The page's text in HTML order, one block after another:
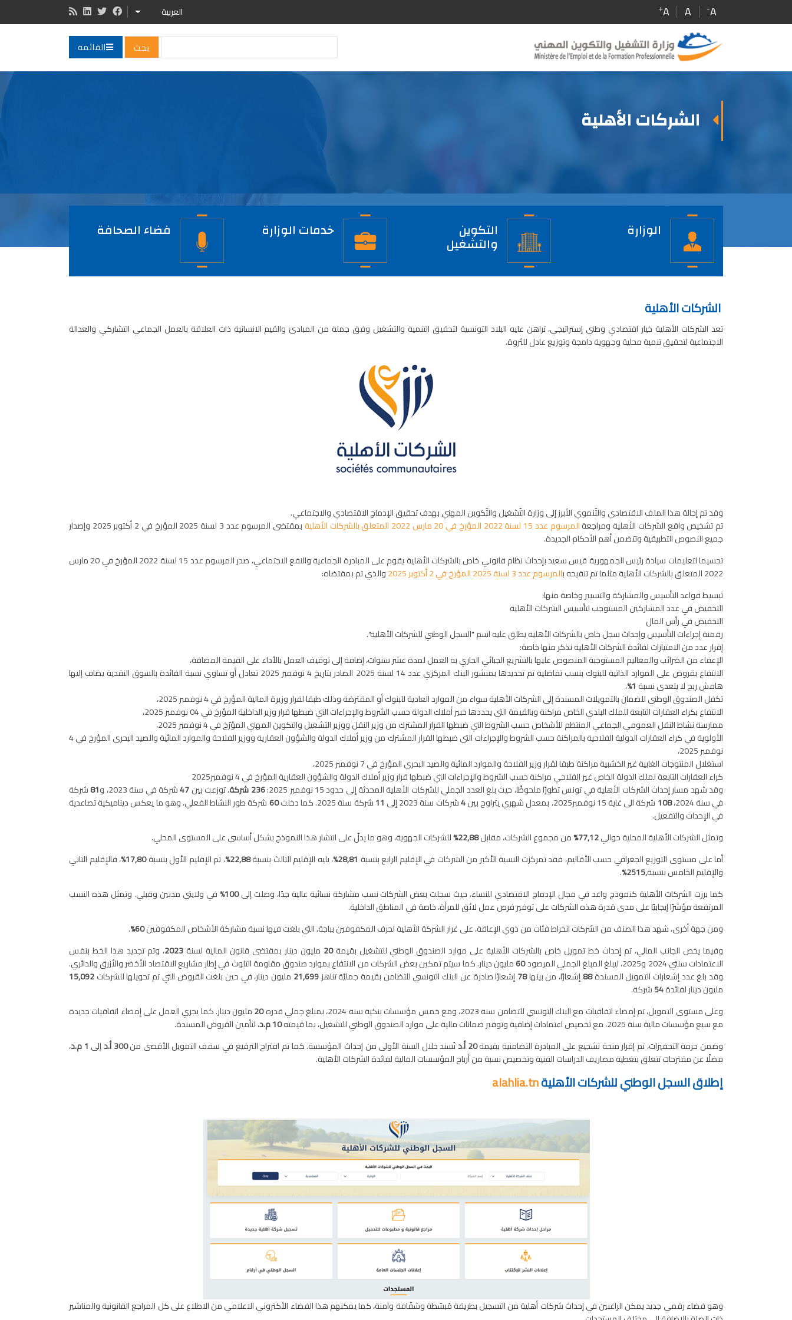
A
-
A
A
+ العربية
LIST ADDITIONAL ACTIONS
القائمة
الشركات الأهلية
الصفحة
الرئيسية الوزارة التكوين
والتشغيل
خدمات الوزارة فضاء الصحافة
الشركات الأهلية
تعد الشركات الأهلية خيار اقتصادي وطني إستراتيجي، تراهن عليه البلاد التونسية لتحقيق التنمية والتشغيل وفق جملة من المبادئ والقيم الانسانية ذات العلاقة بالعمل الجماعي التشاركي والعدالة
الاجتماعية لتحقيق تنمية محلية وجهوية دامجة وتوزيع عادل للثروة.
وقد تم إحالة هذا الملف الاقتصادي والتّنموي الأبرز إلى وزارة التّشغيل والتّكوين المهني بهدف تحقيق الإدماج الاقتصادي والاجتماعي.
تم تشخيص واقع الشركات الأهلية ومراجعةالمرسوم عدد 15 لسنة 2022 المؤرخ في 20 مارس 2022 المتعلق بالشركات الأهلية
بمقتضى المرسوم عدد 3 لسنة 2025 المؤرخ في 2 أكتوبر 2025 وإصدار
جميع النصوص التطبيقية وتتضمن أهم الأحكام الجديدة.
تجسيما لتعليمات سيادة رئيس الجمهورية قيس سعيد بإحداث نظام قانوني خاص بالشركات الأهلية يقوم على المبادرة الجماعية والنفع الاجتماعي، صدر المرسوم عدد 15 لسنة 2022 المؤرخ في 20 مارس
2022 المتعلق بالشركات الأهلية مثلما تم تنقيحه ب
المرسوم عدد 3 لسنة 2025 المؤرخ في 2 أكتوبر 2025
والذي تم بمقتضاه:
تبسيط قواعد التأسيس والمشاركة والتسيير وخاصة منها:
التخفيض في عدد المشاركين المستوجب لتأسيس الشركات الأهلية
التخفيض في رأس المال
رقمنة إجراءات التأسيس وإحداث سجل خاص بالشركات الأهلية يطلق عليه اسم "السجل الوطني للشركات الأهلية".
إقرار عدد من الامتيازات لفائدة الشركات الأهلية نذكر منها خاصة:
الإعفاء من الضرائب والمعاليم المستوجبة المنصوص عليها بالتشريع الجبائي الجاري به العمل لمدة عشر سنوات، إضافة إلى توقيف العمل بالأداء على القيمة المضافة،
الانتفاع بقروض على الموارد الذاتية للبنوك بنسب تفاضلية تم تحديدها بمنشور البنك المركزي عدد 14 لسنة 2025 الصادر بتاريخ 4 نوفمبر 2025 تعادل أو تساوي نسبة الفائدة بالسوق النقدية يضاف إليها
هامش ربح لا يتعدى نسبة1
%،
تكفل الصندوق الوطني للضمان بالتمويلات المسندة إلى الشركات الأهلية سواء من الموارد العادية للبنوك أو المقترضة وذلك طبقا لقرار وزيرة المالية المؤرخ في 4 نوفمبر 2025،
الانتفاع بكراء العقارات التابعة للملك البلدي الخاص مراكنة وبالقيمة التي يحددها خبير أملاك الدولة حسب الشروط والإجراءات التي ضبطها قرار وزير الداخلية المؤرخ في 04 نوفمبر 2025،
ممارسة نشاط النقل العمومي الجماعي المنتظم للأشخاص حسب الشروط التي ضبطها القرار المشترك من وزير النقل ووزير التشغيل والتكوين المهني المؤرّخ في 4 نوفمبر 2025،
الأولوية في كراء العقارات الدولية الفلاحية بالمراكنة حسب الشروط والإجراءات التي ضبطها القرار المشترك من وزير أملاك الدولة والشؤون العقارية ووزير الفلاحة والموارد المائية والصيد البحري المؤرخ في 4
نوفمبر2025،
استغلال المنتوجات الغابية غير الخشبية مراكنة طبقا لقرار وزير الفلاحة والموارد المائية والصيد البحري المؤرخ في 7 نوفمبر 2025،
كراء العقارات التابعة لملك الدولة الخاص غير الفلاحي مراكنة حسب الشروط والإجراءات التي ضبطها قرار وزير أملاك الدولة والشؤون العقارية المؤرخ في 4 نوفمبر2025
وقد شهد مسار إحداث الشركات الأهلية في تونس تطورًا ملحوظًا، حيث بلغ العدد الجملي للشركات الأهلية المحدثة إلى حدود 15 نوفمبر 2025:
236 شركة ، توزعت بين47شركة في سنة 2023، و 81شركة
في سنة 2024،
108 شركة الى غاية 15 نوفمبر2025، بمعدل شهري يتراوح بين 4شركات سنة 2023 إلى 11شركة سنة 2025. كما دخلت 60
شركة طور النشاط الفعلي، وهو ما يعكس ديناميكية تصاعدية
في الإحداث والتفعيل.
وتمثل الشركات الأهلية المحلية حوالي77,12
%من مجموع الشركات، مقابل22,88
%للشركات الجهوية، وهو ما يدلّ على انتشار هذا النموذج بشكل أساسي على المستوى المحلي.
أما على مستوى التوزيع الجغرافي حسب الأقاليم، فقد تمركزت النسبة الأكبر من الشركات في الإقليم الرابع بنسبة 28,81
%، يليه الإقليم الثالث بنسبة22,88
%، ثم الإقليم الأول بنسبة17,80
%، فالإقليم الثاني
والإقليم الخامس بنسبة,25
15%
.
كما برزت الشركات الأهلية كنموذج واعد في مجال الإدماج الاقتصادي للنساء، حيث سجلت بعض الشركات نسب مشاركة نسائية عالية جدًا، وصلت إلى100% في ولايتي مدنين وقبلي. وتمثل هذه النسب
المرتفعة مؤشرًا إيجابيًا على مدى قدرة هذه الشركات على توفير فرص عمل لائق للمرأة، خاصة في المناطق الداخلية.
ومن جهة أخرى، شهد هذا الصنف من الشركات انخراط فئات من ذوي الإعاقة، على غرار الشركة الأهلية لحرف المكفوفين بباجة، التي بلغت فيها نسبة مشاركة الأشخاص المكفوفين60
%
.
وفيما يخص الجانب المالي، تم إحداث خط تمويل خاص بالشركات الأهلية على موارد الصندوق الوطني للتشغيل بقيمة20 مليون دينار بمقتضى قانون المالية لسنة2023، وتم تجديد هذا الخط بنفس
الاعتمادات سنتي 2024 و2025، ليبلغ المبلغ الجملي المرصود
60مليون دينار. كما سيتم تمكين بعض الشركات من الانتفاع بموارد صندوق مقاومة التلوث في إطار مشاريع الاقتصاد الأخضر والأزرق والدائري.
وقد بلغ عدد إشعارات التمويل المسندة88إشعارًا، من بينها78إشعارًا صادرة عن البنك التونسي للتضامن بقيمة جمليّة تناهز21,699 مليون دينار، في حين بلغت القروض التي تم تحويلها للشركات15,092
مليون دينار لفائدة54شركة.
وعلى مستوى التمويل، تم إمضاء اتفاقيات مع البنك التونسي للتضامن سنة 2023، ومع خمس مؤسسات بنكية سنة 2024، بمبلغ جملي قدره
20مليون دينار. كما يجري العمل على إمضاء اتفاقيات جديدة
مع سبع مؤسسات مالية سنة 2025، مع تخصيص اعتمادات إضافية وتوفير ضمانات مالية على موارد الصندوق الوطني للتشغيل، بما قيمته
10 م.د ، لتأمين القروض المسندة.
وضمن حزمة التحفيزات، تم إقرار منحة تشجيع على المبادرة التضامنية بقيمة20 أ.د تُسند خلال السنة الأولى من إحداث المؤسسة. كما تم اقتراح الترفيع في سقف التمويل الأقصى من300 أ.د إلى 1 م.د
،
فضلًا عن مقترحات تتعلق بتغطية مصاريف الدراسات الفنية وتخصيص نسبة من أرباح المؤسسات المالية لفائدة الشركات الأهلية.
إطلاق السجل الوطني للشركات الأهليةalahlia.tn
وهو فضاء رقمي جديد يمكن الراغبين في إحداث شركات أهلية من التسجيل بطريقة مُبسّطة وشفّافة وآمنة، كما يمكنهم هذا الفضاء الأكتروني الاعلامي من الاطلاع على كل المراجع القانونية والمناشير